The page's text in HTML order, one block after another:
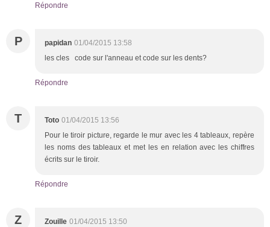
Répondre
P papidan 01/04/2015 13:58
les cles code sur l'anneau et code sur les dents?
Répondre
T Toto 01/04/2015 13:56
Pour le tiroir picture, regarde le mur avec les 4 tableaux, repère
les noms des tableaux et met les en relation avec les chiffres
écrits sur le tiroir.
Répondre
Z Zouille 01/04/2015 13:50